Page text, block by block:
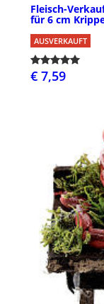
Fleisch-
für 6 cm
AUSVERKAUFT
€ 7,59